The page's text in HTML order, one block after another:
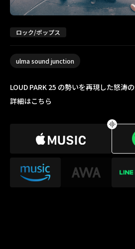
ロック/ポップス
ulma sound junction
LOUD PARK 25 の勢いを再現した怒涛
詳細はこちら